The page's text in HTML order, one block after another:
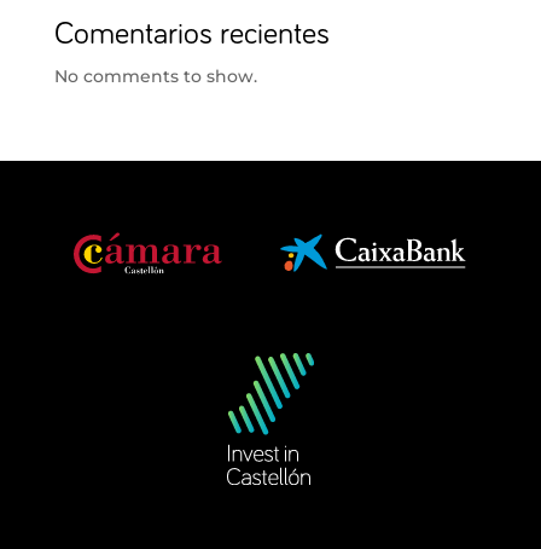
Comentarios recientes
No comments to show.